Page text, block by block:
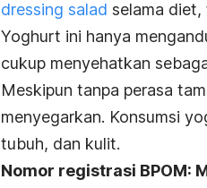
dressing salad selama diet,
Yoghurt ini hanya
cukup menyehatkan
Meskipun tanpa perasa
menyegarkan. Konsumsi
tubuh, dan kulit.
Nomor registrasi BPOM: